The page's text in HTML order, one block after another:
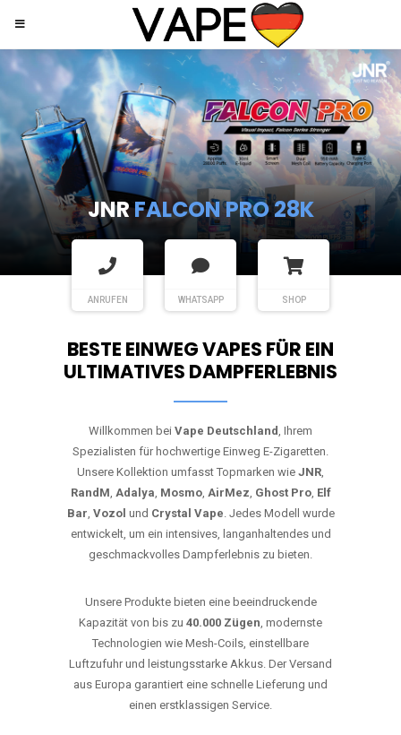
JNRSHISHA HOOKAH MAX
ANRUFEN WHATSAPP SHOP
BESTE EINWEG VAPES FÜR EIN
ULTIMATIVES DAMPFERLEBNIS
Willkommen bei Vape Deutschland, Ihrem
Spezialisten für hochwertige Einweg E-Zigaretten.
Unsere Kollektion umfasst Topmarken wie JNR,
RandM, Adalya, Mosmo, AirMez, Ghost Pro, Elf
Bar, Vozol und Crystal Vape. Jedes Modell wurde
entwickelt, um ein intensives, langanhaltendes und
geschmackvolles Dampferlebnis zu bieten.
Unsere Produkte bieten eine beeindruckende
Kapazität von bis zu 40.000 Zügen, modernste
Technologien wie Mesh-Coils, einstellbare
Luftzufuhr und leistungsstarke Akkus. Der Versand
aus Europa garantiert eine schnelle Lieferung und
einen erstklassigen Service.